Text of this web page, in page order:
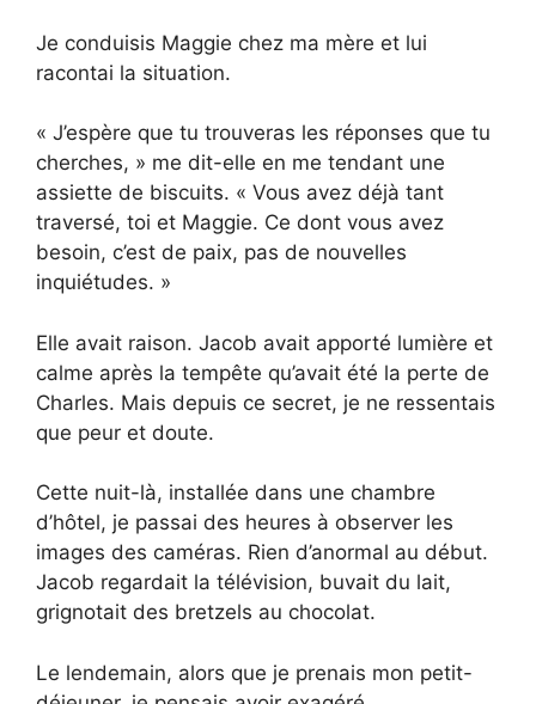
Je conduisis Maggie chez ma mère et lui
racontai la situation.
« J’espère que tu trouveras les réponses que tu
cherches, » me dit-elle en me tendant une
assiette de biscuits. « Vous avez déjà tant
traversé, toi et Maggie. Ce dont vous avez
besoin, c’est de paix, pas de nouvelles
inquiétudes. »
Elle avait raison. Jacob avait apporté lumière et
calme après la tempête qu’avait été la perte de
Charles. Mais depuis ce secret, je ne ressentais
que peur et doute.
Cette nuit-là, installée dans une chambre
d’hôtel, je passai des heures à observer les
images des caméras. Rien d’anormal au début.
Jacob regardait la télévision, buvait du lait,
grignotait des bretzels au chocolat.
Le lendemain, alors que je prenais mon petit-